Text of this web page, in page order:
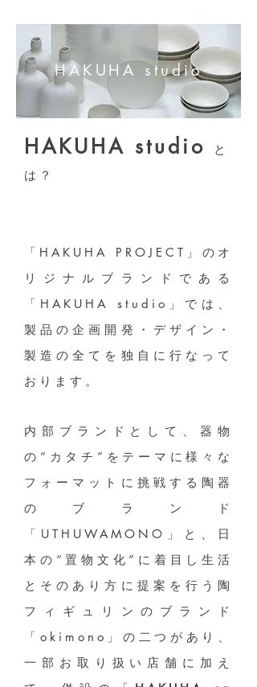
HAKUHA studio
HAKUHA studio
と
は？
「HAKUHA PROJECT」のオ
リジナルブランドである
「HAKUHA studio」では、
製品の企画開発・デザイン・
製造の全てを独自に行なって
おります。
内部ブランドとして、器物
の“カタチ”をテーマに様々な
フォーマットに挑戦する陶器
のブランド
「UTHUWAMONO」と、日
本の“置物文化”に着目し生活
とそのあり方に提案を行う陶
フィギュリンのブランド
「okimono」の二つがあり、
一部お取り扱い店舗に加え